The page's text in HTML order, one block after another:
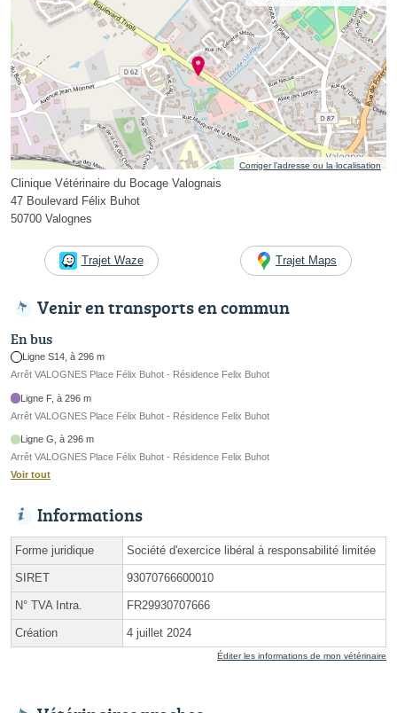
Corriger l’adresse ou la localisation
Clinique Vétérinaire du Bocage Valognais
47 Boulevard Félix Buhot
50700 Valognes
Trajet Waze Trajet Maps
Venir en transports en commun
En bus
Ligne S14, à 296 m
Arrêt VALOGNES Place Félix Buhot - Résidence Felix Buhot
Ligne F, à 296 m
Arrêt VALOGNES Place Félix Buhot - Résidence Felix Buhot
Ligne G, à 296 m
Arrêt VALOGNES Place Félix Buhot - Résidence Felix Buhot
Voir tout
Informations
Forme juridique Société d'exercice libéral à responsabilité limitée
SIRET 93070766600010
N° TVA Intra. FR29930707666
Création 4 juillet 2024
Éditer les informations de mon vétérinaire